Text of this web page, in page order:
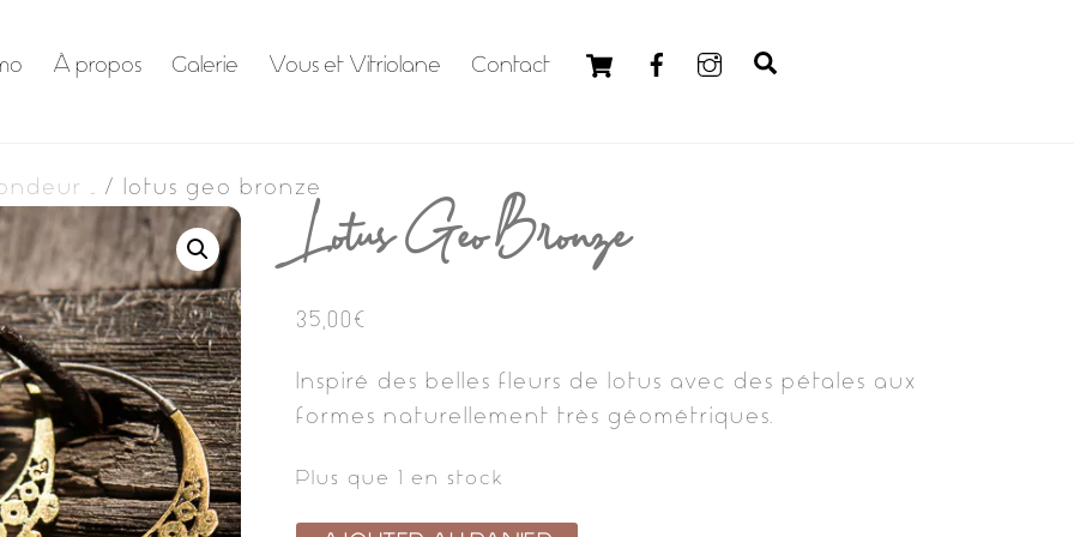
Cart
À propos Galerie Vous et Vitriolane Contact
… / lotus geo bronzeLotus Geo Bronze
35,00 €
Inspiré des belles fleurs de lotus avec des pétales aux
formes naturellement très géométriques.
Plus que 1 en stock